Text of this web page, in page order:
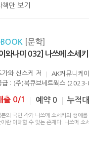
만 보기
[문학]
와나미 032] 나쓰메 소세키
가와 신스케 저 AK커뮤니케
급 : (주)북큐브네트웍스
출 0/1 예약 0 누적
본의 국민 작가 나쓰메 소세키의 생애
이란 이해할 수 있는 존재다. 나쓰메 소